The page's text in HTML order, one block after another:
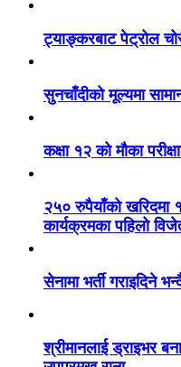
ट्याङ्करबाट पेट्रोल
सुनचाँदीको मूल्यमा
कक्षा १२ को मौका
२५० रुपैयाँको खरिदमा
कार्यक्रमका पहिलो
सेनामा भर्ती गराइदिने
श्रीमानलाई ड्राइभर